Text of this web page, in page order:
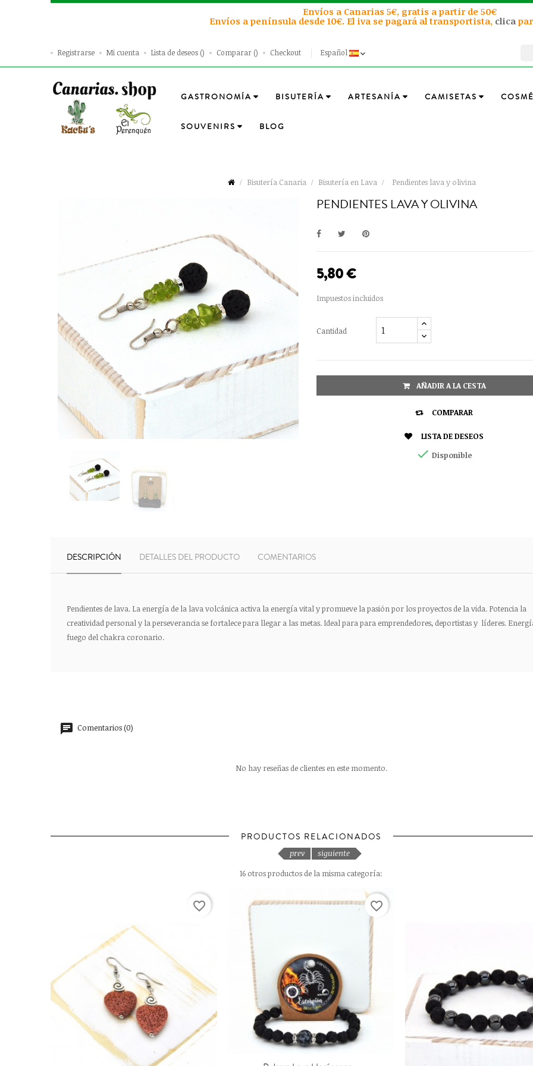
Envíos a Canarias 5€, gratis a partir de 50€
Envíos a península desde 10€. El iva se pagará al transportista, clica
Registrarse Mi cuenta Lista de deseos Comparar Checkout Español
GASTRONOMÍA BISUTERÍA ARTESANÍA CAMISETAS
SOUVENIRS BLOG
Bisutería Canaria Bisutería en Lava Pendientes lava y olivina
PENDIENTES LAVA Y OLIVINA
5,80 €
Impuestos incluidos
Cantidad
AÑADIR A LA CESTA
 COMPARAR
 LISTA DE DESEOS
 Disponible
DESCRIPCIÓN DETALLES DEL PRODUCTO COMENTARIOS
Pendientes de lava. La energía de la lava volcánica activa la energía vital y promueve la pasión por los proyectos de la vida. Potencia la
creatividad personal y la perseverancia se fortalece para llegar a las metas. Ideal para para emprendedores, deportistas y líderes.
fuego del chakra coronario.
Comentarios (0)
No hay reseñas de clientes en este momento.
PRODUCTOS RELACIONADOS
16 otros productos de la misma categoría:
favorite_border favorite_border
prev siguiente